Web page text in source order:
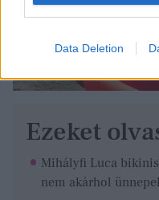
Data Deletion
Ezeket
Mihályfi Luca
nem akárhol